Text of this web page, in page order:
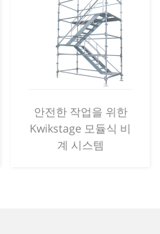
안전한 작업을 위한
Kwikstage 모듈식 비
계 시스템